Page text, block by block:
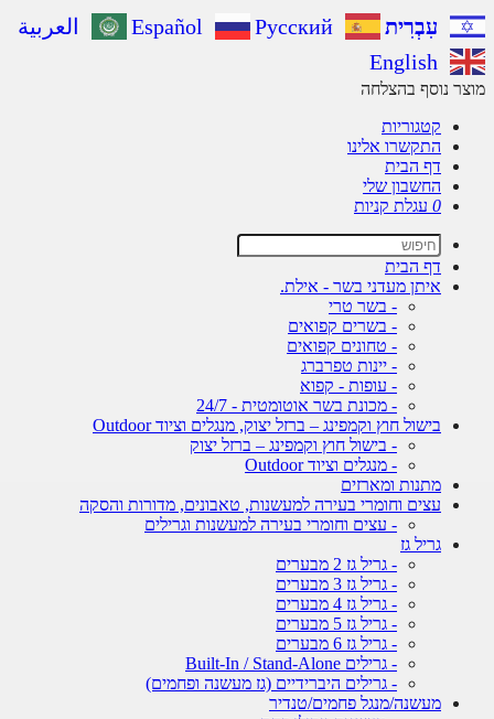
עִבְרִית Español Русский
العربية
English
מוצר נוסף בהצלחה
קטגוריות
התקשרו אלינו
דף הבית
החשבון שלי
0 עגלת קניות
דף הבית
איתן מעדני בשר - אילת.
- בשר טרי
- בשרים קפואים
- טחונים קפואים
- יינות טפרברג
- עופות - קפוא
- מכונת בשר אוטומטית - 24/7
בישול חוץ וקמפינג – ברזל יצוק, מנגלים וציוד Outdoor
- בישול חוץ וקמפינג – ברזל יצוק
- מנגלים וציוד Outdoor
מתנות ומארזים
עצים וחומרי בעירה למעשנות, טאבונים, מדורות והסקה
- עצים וחומרי בעירה למעשנות וגרילים
גריל גז
- גריל גז 2 מבערים
- גריל גז 3 מבערים
- גריל גז 4 מבערים
- גריל גז 5 מבערים
- גריל גז 6 מבערים
- גרילים Built-In / Stand-Alone
- גרילים היברידיים (גז מעשנה ופחמים)
מעשנה/מנגל פחמים/טנדיר